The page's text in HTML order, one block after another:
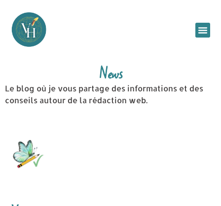
News
Le blog où je vous partage des informations et des
conseils autour de la rédaction web.